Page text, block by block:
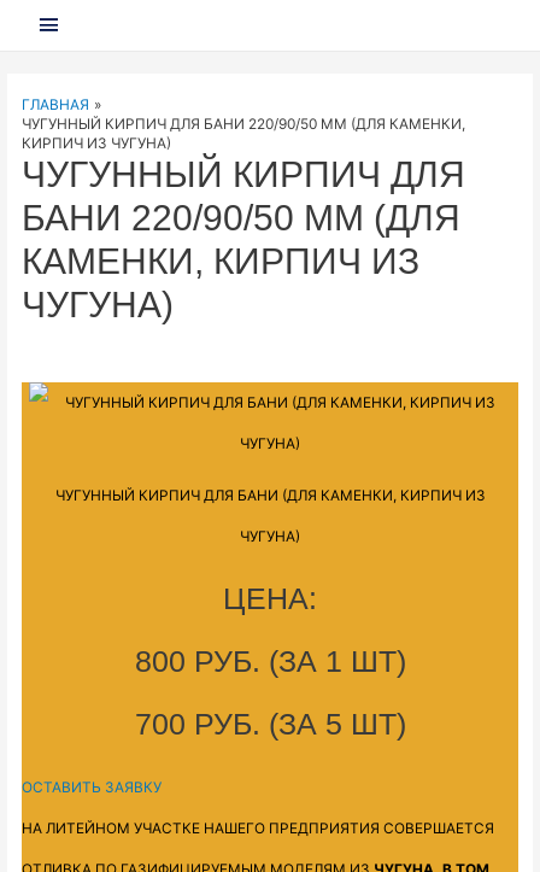
ГЛАВНОЕ
ГЛАВНАЯ
ЧУГУННЫЙ КИРПИЧ ДЛЯ БАНИ 220/90/50 ММ (ДЛЯ КАМЕНКИ,
КИРПИЧ ИЗ ЧУГУНА)
ЧУГУННЫЙ КИРПИЧ ДЛЯ
БАНИ 220/90/50 ММ (ДЛЯ
КАМЕНКИ, КИРПИЧ ИЗ
ЧУГУНА)
ЧУГУННЫЙ КИРПИЧ ДЛЯ БАНИ (ДЛЯ КАМЕНКИ, КИРПИЧ ИЗ
ЧУГУНА)
ЦЕНА:
800 РУБ. (ЗА 1 ШТ)
700 РУБ. (ЗА 5 ШТ)
ОСТАВИТЬ ЗАЯВКУ
НА ЛИТЕЙНОМ УЧАСТКЕ НАШЕГО ПРЕДПРИЯТИЯ СОВЕРШАЕТСЯ